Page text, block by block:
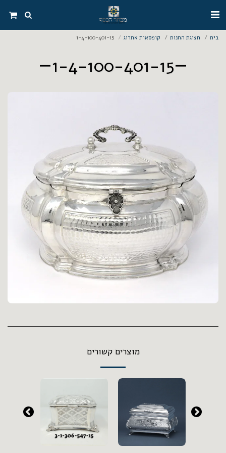
בית תצוגת החנות קופסאות אתרוג 1-4-100-401-15
1-4-100-401-15
מוצרים קשורים